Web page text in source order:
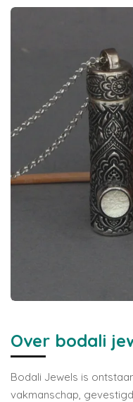
Over bodali
Bodali Jewels is
vakmanschap,